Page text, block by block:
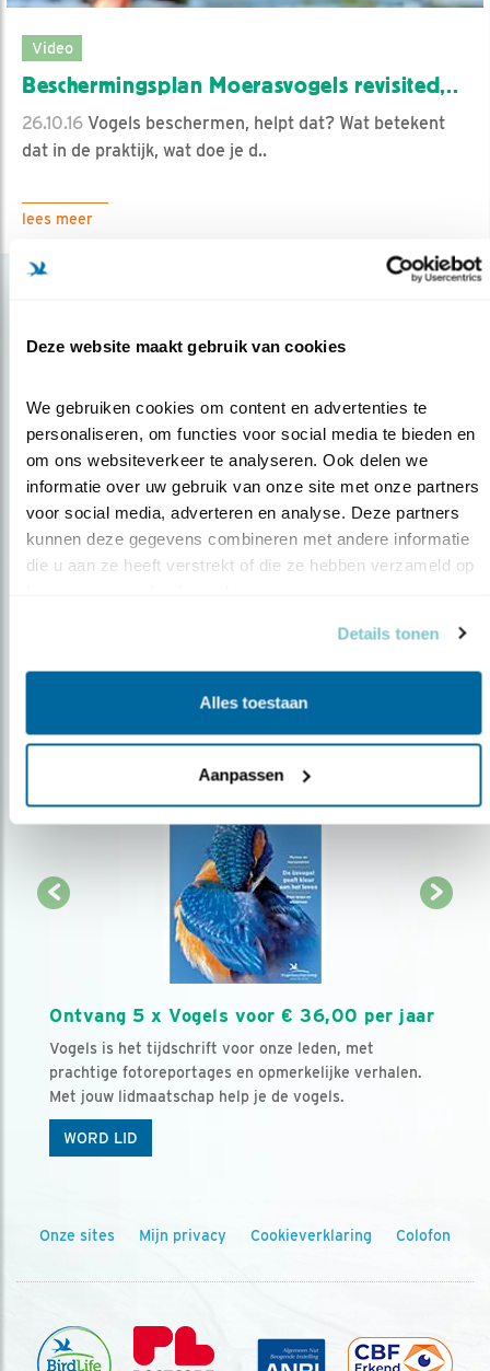
Deze website maakt gebruik van cookies
We gebruiken cookies om content en advertenties te
personaliseren, om functies voor social media te bieden en
om ons websiteverkeer te analyseren. Ook delen we
informatie over uw gebruik van onze site met onze partners
voor social media, adverteren en analyse. Deze partners
kunnen deze gegevens combineren met andere informatie
die u aan ze heeft verstrekt of die ze hebben verzameld op
Details tonen
Alles toestaan
Aanpassen
Video
Beschermingsplan Moerasvogels revisited,..
26.10.16 Vogels beschermen, helpt dat? Wat betekent
dat in de praktijk, wat doe je d..
lees meer
Op de hoogte blijven?
over vogels en activiteiten van Vogelbescherming.
AANMELDEN VOGELNIEUWS
Ontvang 5 x Vogels voor € 36,00 per jaar
Vogels is het tijdschrift voor onze leden, met
prachtige fotoreportages en opmerkelijke verhalen.
Met jouw lidmaatschap help je de vogels.
WORD LID
Onze sites Mijn privacy Cookieverklaring Colofon